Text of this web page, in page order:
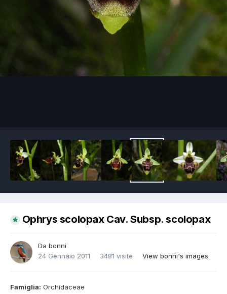
Ophrys scolopax Cav. Subsp. scolopax
Da bonni
24 Gennaio 2011
3481 visite View bonni's images
Famiglia: Orchidaceae